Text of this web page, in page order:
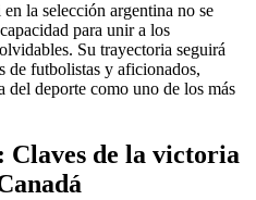
la selección argentina no se
para unir a los
Su trayectoria seguirá
de futbolistas y aficionados,
del deporte como uno de los más
Claves de la victoria